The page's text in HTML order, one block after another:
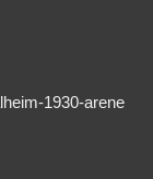
1930-arene